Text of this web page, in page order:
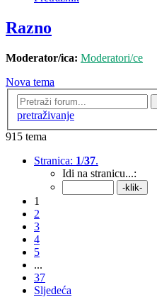
Razno
Moderator/ica: Moderatori/ce
Nova tema
pretraživanje
915 tema
Stranica: 1/37.
Idi na stranicu...:
1
2
3
4
5
...
37
Sljedeća